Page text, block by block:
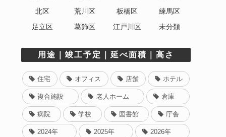
北区
荒川区 板橋区
練馬区
足立区
葛飾区 江戸川区 未分類
用途｜竣工予定｜延べ面積｜高さ
住宅 オフィス 店舗 ホテル
複合施設 老人ホーム 倉庫
病院 学校 図書館 庁舎
2024年 2025年 2026年